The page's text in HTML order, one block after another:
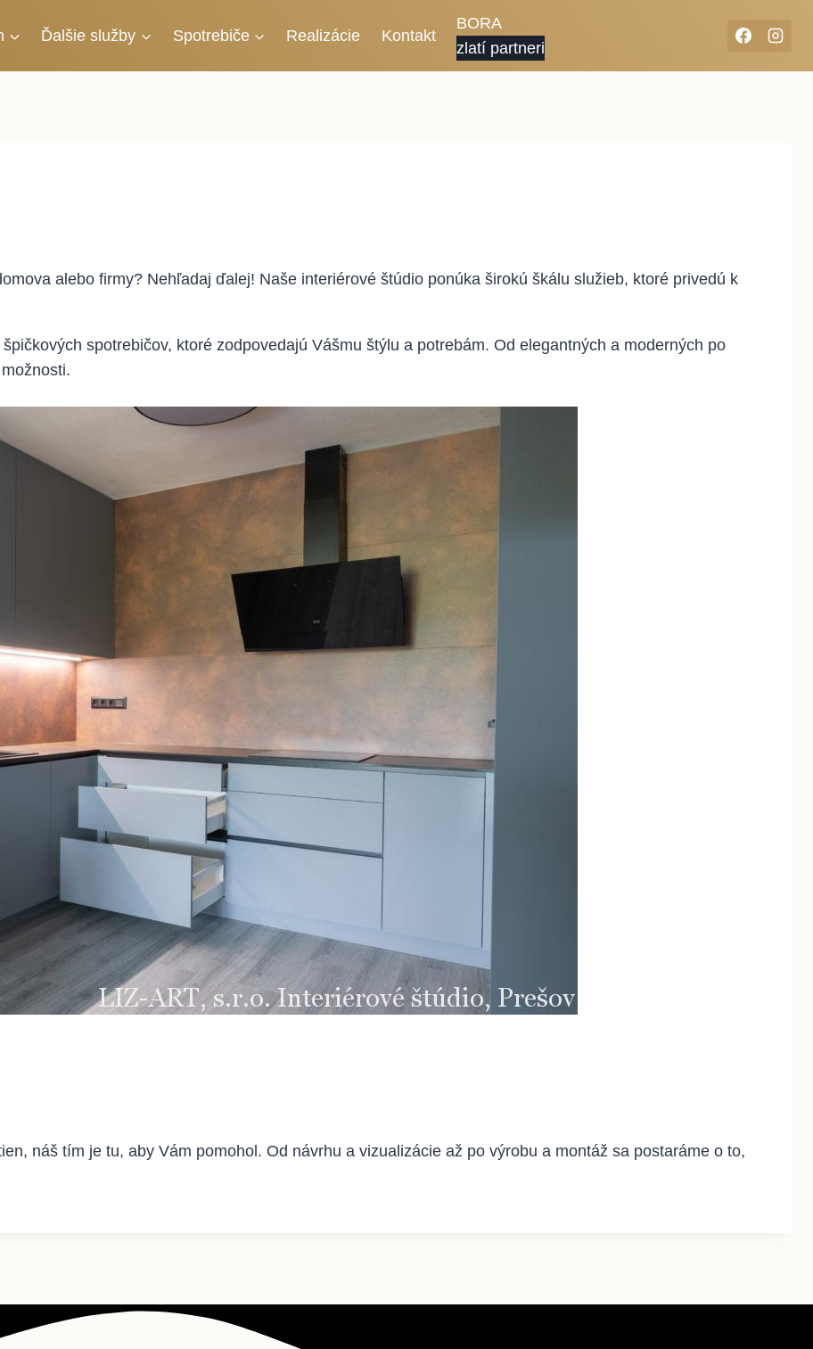
Ďalšie služby Spotrebiče Realizácie Kontakt
BORA
zlatí partneri
alebo firmy? Nehľadaj ďalej! Naše interiérové štúdio ponúka širokú škálu služieb, ktoré privedú k
spotrebičov, ktoré zodpovedajú Vášmu štýlu a potrebám. Od elegantných a moderných po
náš tím je tu, aby Vám pomohol. Od návrhu a vizualizácie až po výrobu a montáž sa postaráme o to,